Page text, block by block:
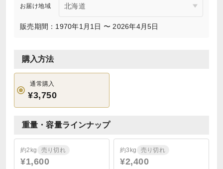
お届け地域
販売期間：1970年1月1日 〜 2026年4月5日
購入方法
通常購入
¥3,750
重量・容量ラインナップ
約2kg 売り切れ
¥1,600
約3kg 売り切れ
¥2,400